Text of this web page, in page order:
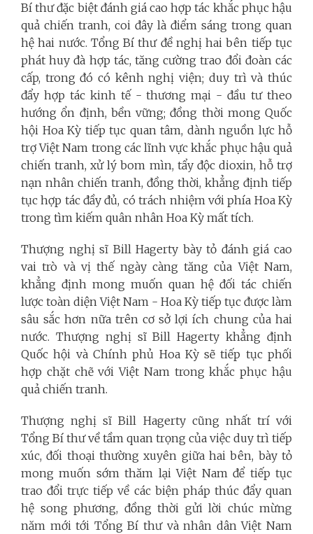
Bí thư đặc biệt đánh giá cao hợp tác khắc phục hậu
quả chiến tranh, coi đây là điểm sáng trong quan
hệ hai nước. Tổng Bí thư đề nghị hai bên tiếp tục
phát huy đà hợp tác, tăng cường trao đổi đoàn các
cấp, trong đó có kênh nghị viện; duy trì và thúc
đẩy hợp tác kinh tế - thương mại - đầu tư theo
hướng ổn định, bền vững; đồng thời mong Quốc
hội Hoa Kỳ tiếp tục quan tâm, dành nguồn lực hỗ
trợ Việt Nam trong các lĩnh vực khắc phục hậu quả
chiến tranh, xử lý bom mìn, tẩy độc dioxin, hỗ trợ
nạn nhân chiến tranh, đồng thời, khẳng định tiếp
tục hợp tác đầy đủ, có trách nhiệm với phía Hoa Kỳ
trong tìm kiếm quân nhân Hoa Kỳ mất tích.
Thượng nghị sĩ Bill Hagerty bày tỏ đánh giá cao
vai trò và vị thế ngày càng tăng của Việt Nam,
khẳng định mong muốn quan hệ đối tác chiến
lược toàn diện Việt Nam - Hoa Kỳ tiếp tục được làm
sâu sắc hơn nữa trên cơ sở lợi ích chung của hai
nước. Thượng nghị sĩ Bill Hagerty khẳng định
Quốc hội và Chính phủ Hoa Kỳ sẽ tiếp tục phối
hợp chặt chẽ với Việt Nam trong khắc phục hậu
quả chiến tranh.
Thượng nghị sĩ Bill Hagerty cũng nhất trí với
Tổng Bí thư về tầm quan trọng của việc duy trì tiếp
xúc, đối thoại thường xuyên giữa hai bên, bày tỏ
mong muốn sớm thăm lại Việt Nam để tiếp tục
trao đổi trực tiếp về các biện pháp thúc đẩy quan
hệ song phương, đồng thời gửi lời chúc mừng
năm mới tới Tổng Bí thư và nhân dân Việt Nam